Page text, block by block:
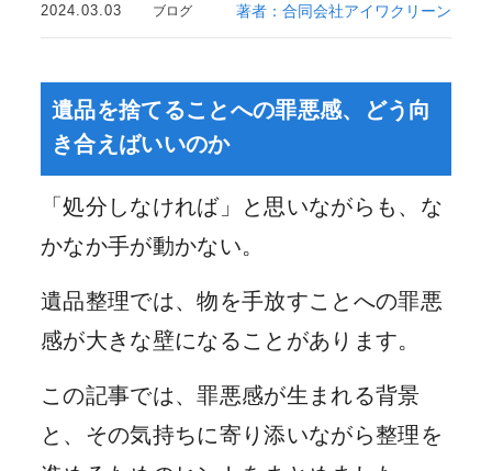
2024.03.03 ブログ 著者：合同会社アイワクリーン
遺品を捨てることへの罪悪感、どう向
き合えばいいのか
「処分しなければ」と思いながらも、な
かなか手が動かない。
遺品整理では、物を手放すことへの罪悪
感が大きな壁になることがあります。
この記事では、罪悪感が生まれる背景
と、その気持ちに寄り添いながら整理を